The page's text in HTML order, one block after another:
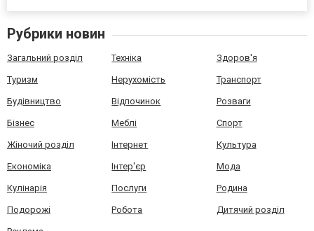
Рубрики новин
Загальний розділ Техніка Здоров'я
Туризм Нерухомість Транспорт
Будівництво Відпочинок Розваги
Бізнес Меблі Спорт
Жіночий розділ Інтернет Культура
Економіка Інтер'єр Мода
Кулінарія Послуги Родина
Подорожі Робота Дитячий розділ